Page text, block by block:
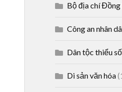
Bộ địa chí
Công an nhân
Dân tộc thiểu số
Di sản văn hóa